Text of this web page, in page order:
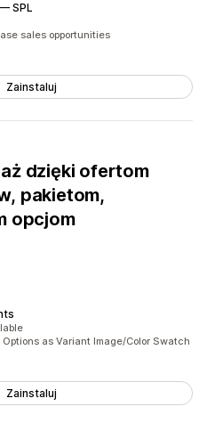
SPL
sales opportunities
Zainstaluj
dzięki ofertom
pakietom,
opcjom
as Variant Image/Color Swatch
Zainstaluj